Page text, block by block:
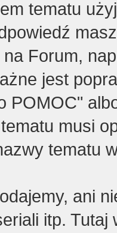
tematu
Forum,
jest
POMOC"
musi
tematu
ani
itp. Tutaj